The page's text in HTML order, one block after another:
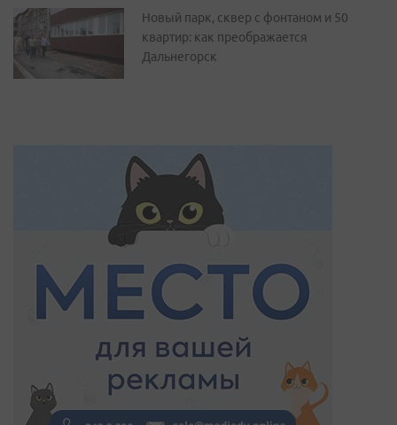
Новый парк, сквер с фонтаном и 50
квартир: как преображается
Дальнегорск